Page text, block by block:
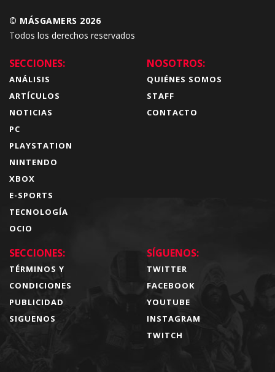
© MÁSGAMERS 2026
Todos los derechos reservados
SECCIONES:
ANÁLISIS
ARTÍCULOS
NOTICIAS
PC
PLAYSTATION
NINTENDO
XBOX
E-SPORTS
TECNOLOGÍA
OCIO
NOSOTROS:
QUIÉNES SOMOS
STAFF
CONTACTO
SECCIONES:
TÉRMINOS Y
CONDICIONES
PUBLICIDAD
SIGUENOS
SÍGUENOS:
TWITTER
FACEBOOK
YOUTUBE
INSTAGRAM
TWITCH